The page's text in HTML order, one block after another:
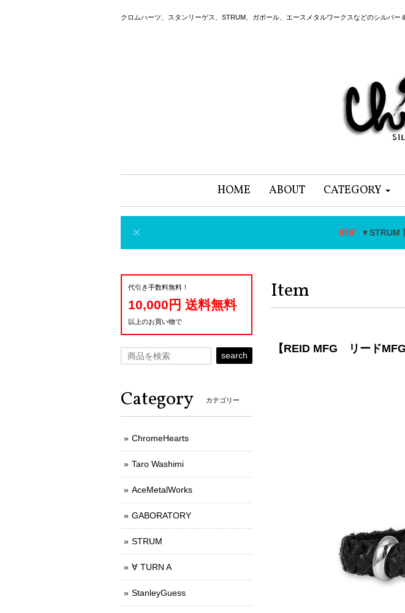
クロムハーツ、スタンリーゲス、STRUM、ガボール、エースメタルワークスなどのシルバー
HOME ABOUT CATEGORY
▼STRUM
Item
【REID MFG リード
代引き手数料無料！
10,000円 送料無料
以上のお買い物で
search
Category カテゴリー
ChromeHearts
Taro Washimi
AceMetalWorks
GABORATORY
STRUM
∀ TURN A
StanleyGuess